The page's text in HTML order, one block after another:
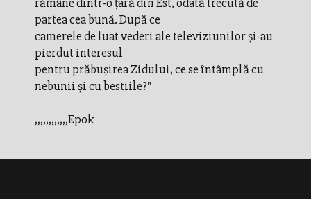
partea cea bună. După ce
camerele de luat vederi ale televiziunilor şi-au
pierdut interesul
pentru prăbuşirea Zidului, ce se întâmplă cu
nebunii şi cu bestiile?"
,,,,,,,,,,,,Epok